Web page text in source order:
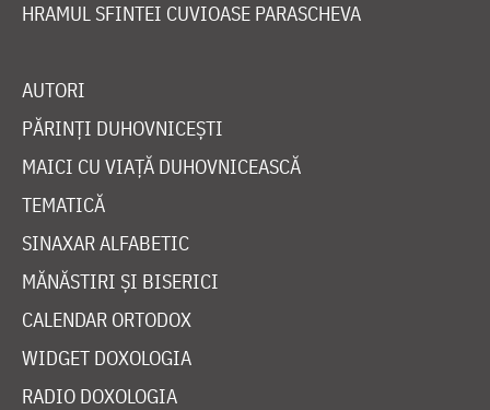
HRAMUL SFINTEI CUVIOASE PARASCHEVA
AUTORI
PĂRINȚI DUHOVNICEȘTI
MAICI CU VIAȚĂ DUHOVNICEASCĂ
TEMATICĂ
SINAXAR ALFABETIC
MĂNĂSTIRI ȘI BISERICI
CALENDAR ORTODOX
WIDGET DOXOLOGIA
RADIO DOXOLOGIA